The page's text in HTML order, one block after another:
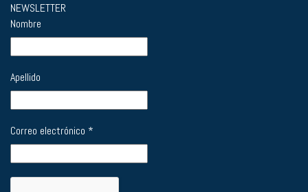
NEWSLETTER
Nombre
Apellido
Correo electrónico *